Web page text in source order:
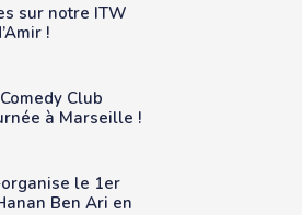
sur notre ITW
!
Club
à Marseille !
le 1er
Ben Ari en